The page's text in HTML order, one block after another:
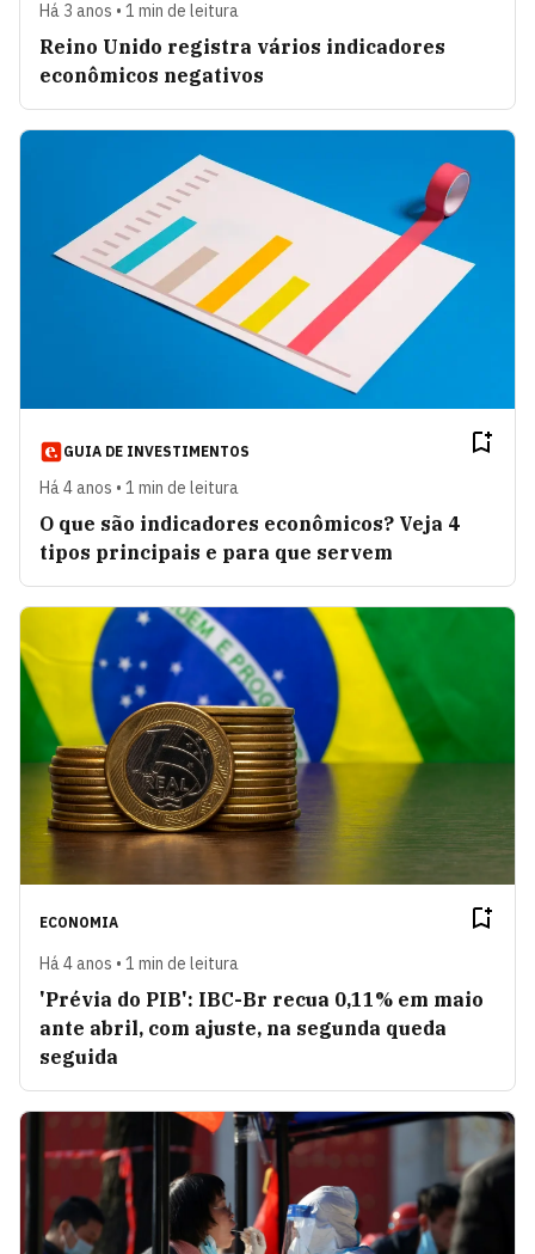
Há 3 anos • 1 min de leitura
Reino Unido registra vários indicadores
econômicos negativos
GUIA DE INVESTIMENTOS
Há 4 anos • 1 min de leitura
O que são indicadores econômicos? Veja 4
tipos principais e para que servem
ECONOMIA
Há 4 anos • 1 min de leitura
'Prévia do PIB': IBC-Br recua 0,11% em maio
ante abril, com ajuste, na segunda queda
seguida